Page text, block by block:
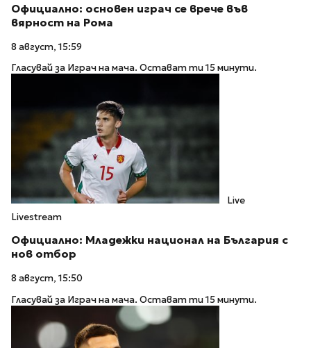
Официално: основен играч се врече във
вярност на Рома
8 август, 15:59
Гласувай за Играч на мача. Остават ти 15 минути.
Live
Livestream
Официално: Младежки национал на България с
нов отбор
8 август, 15:50
Гласувай за Играч на мача. Остават ти 15 минути.